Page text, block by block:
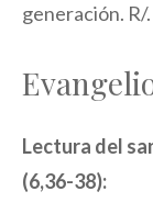
generación. R/.
Lectura del
(6,36-38):